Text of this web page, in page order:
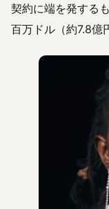
契約に端を発する
百万ドル（約7.8億